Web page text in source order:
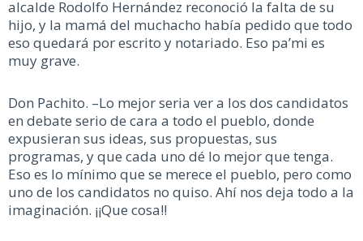
alcalde Rodolfo Hernández reconoció la falta de su
hijo, y la mamá del muchacho había pedido que todo
eso quedará por escrito y notariado. Eso pa’mi es
muy grave.
Don Pachito. –Lo mejor seria ver a los dos candidatos
en debate serio de cara a todo el pueblo, donde
expusieran sus ideas, sus propuestas, sus
programas, y que cada uno dé lo mejor que tenga.
Eso es lo mínimo que se merece el pueblo, pero como
uno de los candidatos no quiso. Ahí nos deja todo a la
imaginación. ¡¡Que cosa!!